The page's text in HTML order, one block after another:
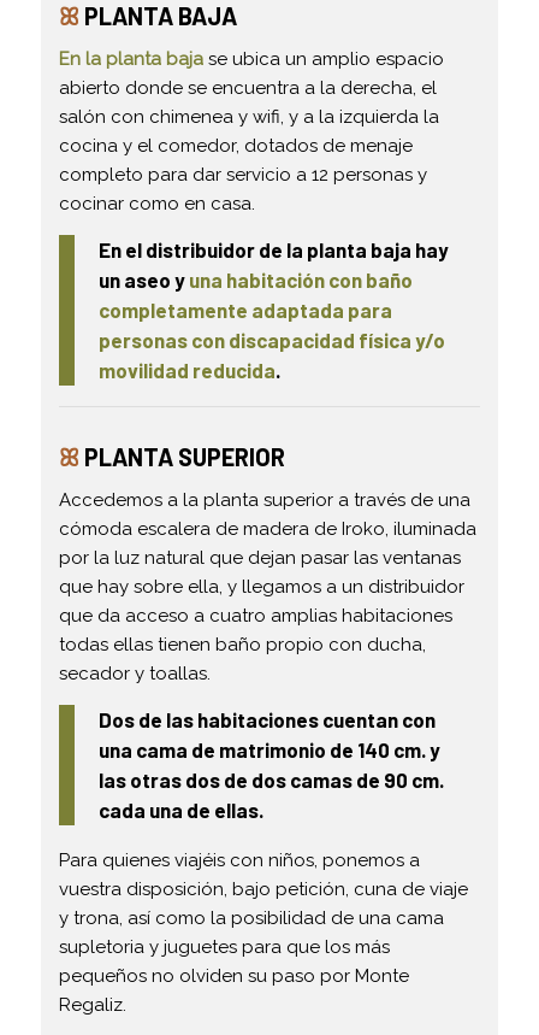
ꕤ PLANTA BAJA
En la planta bajase ubica un amplio espacio
abierto donde se encuentra a la derecha, el
salón con chimenea y wifi, y a la izquierda la
cocina y el comedor, dotados de menaje
completo para dar servicio a 12 personas y
cocinar como en casa.
En el distribuidor de la planta baja hay
un aseo y una habitación con baño
completamente adaptada para
personas con discapacidad física y/o
movilidad reducida.
ꕤ PLANTA SUPERIOR
Accedemos a la planta superior a través de una
cómoda escalera de madera de Iroko, iluminada
por la luz natural que dejan pasar las ventanas
que hay sobre ella, y llegamos a un distribuidor
que da acceso a cuatro amplias habitaciones
todas ellas tienen baño propio con ducha,
secador y toallas.
Dos de las habitaciones cuentan con
una cama de matrimonio de 140 cm. y
las otras dos de dos camas de 90 cm.
cada una de ellas.
Para quienes viajéis con niños, ponemos a
vuestra disposición, bajo petición, cuna de viaje
y trona, así como la posibilidad de una cama
supletoria y juguetes para que los más
pequeños no olviden su paso por Monte
Regaliz.